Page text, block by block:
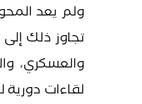
ولم يعد
تجاوز ذلك
والعسكري،
لقاءات